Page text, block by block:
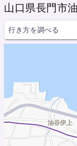
山口県長門市
行き方を調べる